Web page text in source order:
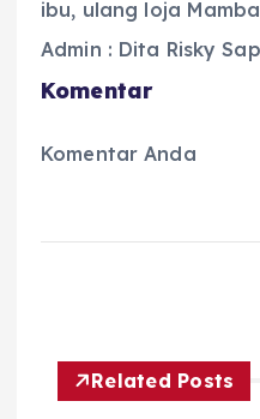
ibu, ulang loja
Admin : Dita Risky
Komentar
Komentar Anda
Related Posts